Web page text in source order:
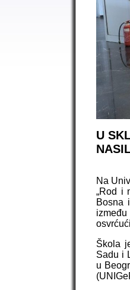
U
Na
„Rod i
Bosna
Škola
Sadu i
u